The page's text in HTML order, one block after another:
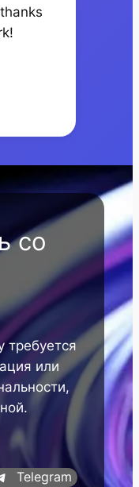
со
требуется
или
Telegram